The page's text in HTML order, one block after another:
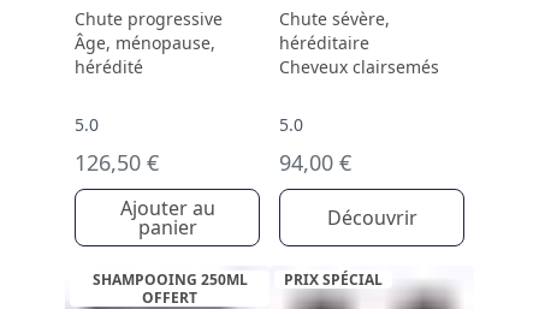
Chute progressive
Âge, ménopause,
hérédité
5.0
126,50 €
Ajouter au
panier
Chute sévère,
héréditaire
Cheveux clairsemés
5.0
94,00 €
Découvrir
SHAMPOOING 250ML
OFFERT
PRIX SPÉCIAL